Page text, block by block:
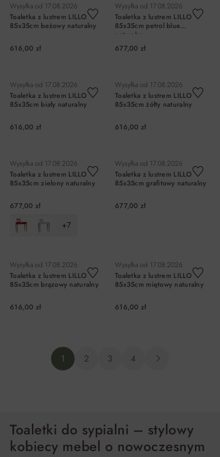
Wysyłka od 17.08.2026
Toaletka z lustrem LILLO
85x35cm beżowy naturalny
616,00 zł
Wysyłka od 17.08.2026
Toaletka z lustrem LILLO
85x35cm petrol blue
naturalny
677,00 zł
Wysyłka od 17.08.2026
Toaletka z lustrem LILLO
85x35cm biały naturalny
616,00 zł
Wysyłka od 17.08.2026
Toaletka z lustrem LILLO
85x35cm żółty naturalny
616,00 zł
Wysyłka od 17.08.2026
Toaletka z lustrem LILLO
85x35cm zielony naturalny
677,00 zł
+7
Wysyłka od 17.08.2026
Toaletka z lustrem LILLO
85x35cm grafitowy naturalny
677,00 zł
Wysyłka od 17.08.2026
Toaletka z lustrem LILLO
85x35cm brązowy naturalny
616,00 zł
Wysyłka od 17.08.2026
Toaletka z lustrem LILLO
85x35cm miętowy naturalny
616,00 zł
1 2 3 4
Toaletki do sypialni – stylowy
kobiecy mebel o nowoczesnym